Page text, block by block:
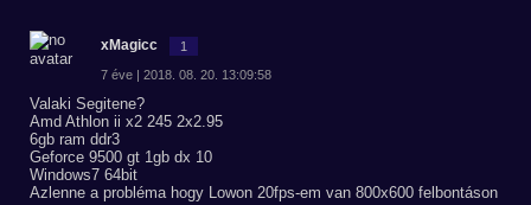
xMagicc 1
7 éve | 2018. 08. 20. 13:09:58
Valaki Segitene?
Amd Athlon ii x2 245 2x2.95
6gb ram ddr3
Geforce 9500 gt 1gb dx 10
Windows7 64bit
Azlenne a probléma hogy Lowon 20fps-em van 800x600 felbontáson